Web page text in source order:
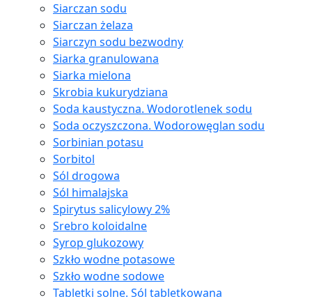
Siarczan sodu
Siarczan żelaza
Siarczyn sodu bezwodny
Siarka granulowana
Siarka mielona
Skrobia kukurydziana
Soda kaustyczna. Wodorotlenek sodu
Soda oczyszczona. Wodorowęglan sodu
Sorbinian potasu
Sorbitol
Sól drogowa
Sól himalajska
Spirytus salicylowy 2%
Srebro koloidalne
Syrop glukozowy
Szkło wodne potasowe
Szkło wodne sodowe
Tabletki solne. Sól tabletkowana